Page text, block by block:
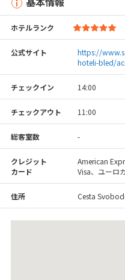
ホテルランク
公式サイト
https://
hoteli-bled/
チェックイン 14:00
チェックアウト 11:00
総客室数 -
クレジット
カード
American
Visa、ユーロ
住所 Cesta